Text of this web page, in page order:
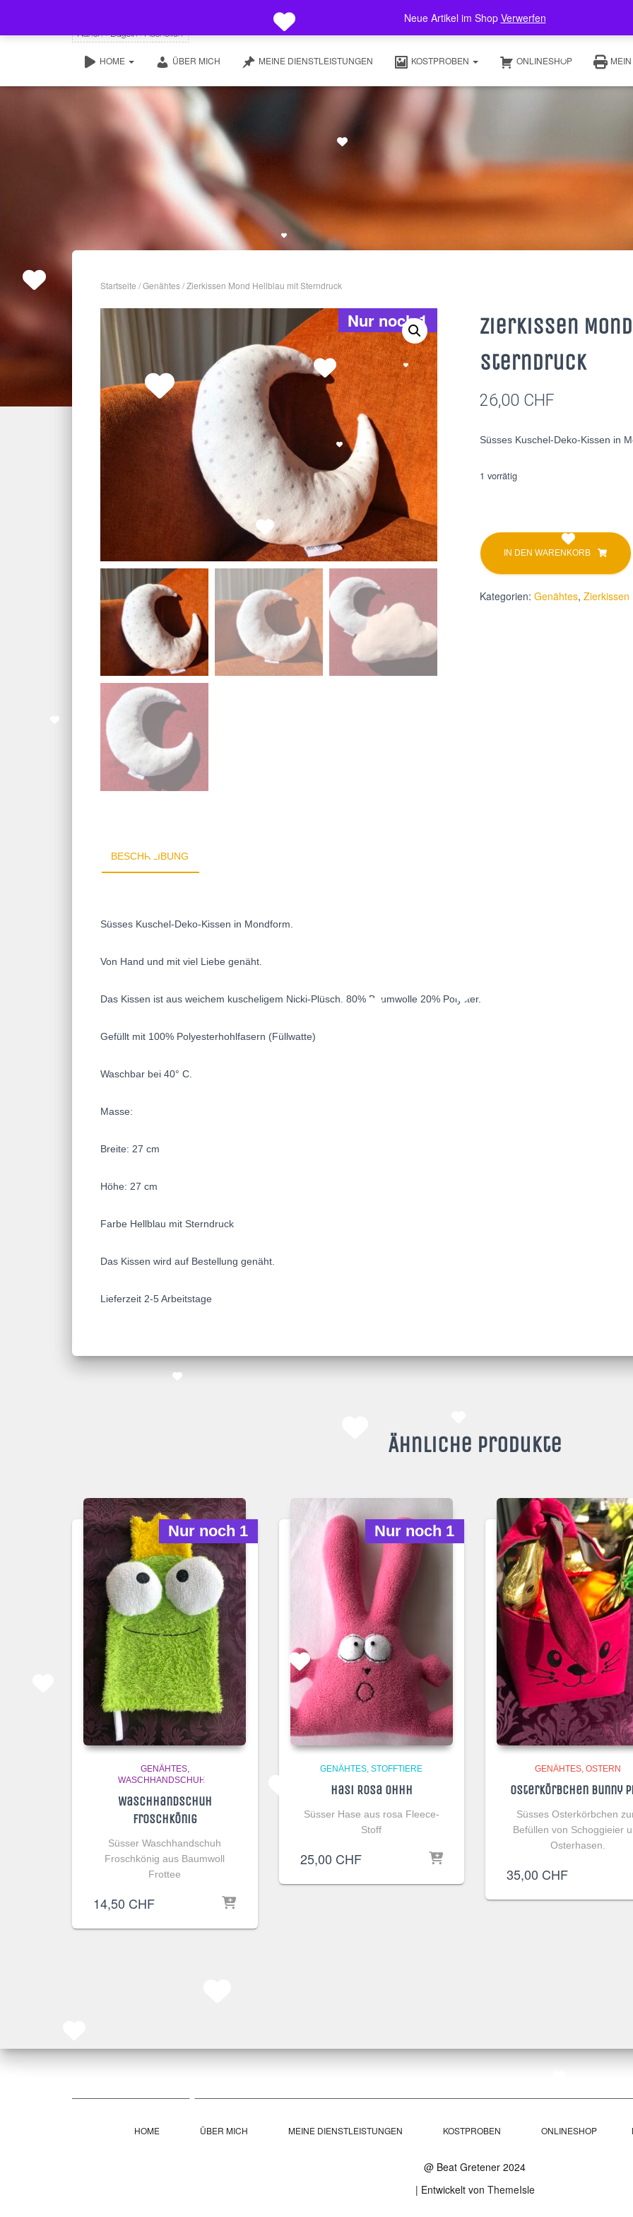
Neue Artikel im Shop Verwerfen
HOME ÜBER MICH MEINE DIENSTLEISTUNGEN KOSTPROBEN ONLINESHOP
Startseite /Genähtes/ Zierkissen Mond Hellblau mit Sterndruck
Nur noch 1
Zierkissen
Sterndruck
26,00 CHF
Süsses Kuschel-Deko-Kissen in
1 vorrätig
Zierkissen
Mond
Hellblau
mit
Sterndruck
IN DEN WARENKORB
Kategorien: Genähtes, Zierkissen
BESCHREIBUNG
Süsses Kuschel-Deko-Kissen in Mondform.
Von Hand und mit viel Liebe genäht.
Das Kissen ist aus weichem kuscheligem Nicki-Plüsch. 80% Baumwolle 20% Polyster.
Gefüllt mit 100% Polyesterhohlfasern (Füllwatte)
Waschbar bei 40° C.
Masse:
Breite: 27 cm
Höhe: 27 cm
Farbe Hellblau mit Sterndruck
Das Kissen wird auf Bestellung genäht.
Lieferzeit 2-5 Arbeitstage
Ähnliche Produkte
Nur noch 1
GENÄHTES
WASCHHANDSCHUHE
Waschhandschuh
Froschkönig
Süsser Waschhandschuh
Froschkönig aus Baumwoll
Frottee
14,50 CHF
Nur noch 1
GENÄHTES STOFFTIERE
Hasi Rosa Ohhh
Süsser Hase aus rosa Fleece-
Stoff
25,00 CHF
GENÄHTES OSTERN
Osterkörbchen Bunny
Süsses Osterkörbchen
Befüllen von Schoggieier
Osterhasen.
35,00 CHF
HOME ÜBER MICH MEINE DIENSTLEISTUNGEN KOSTPROBEN ONLINESHOP
@ Beat Gretener 2024
| Entwickelt von ThemeIsle